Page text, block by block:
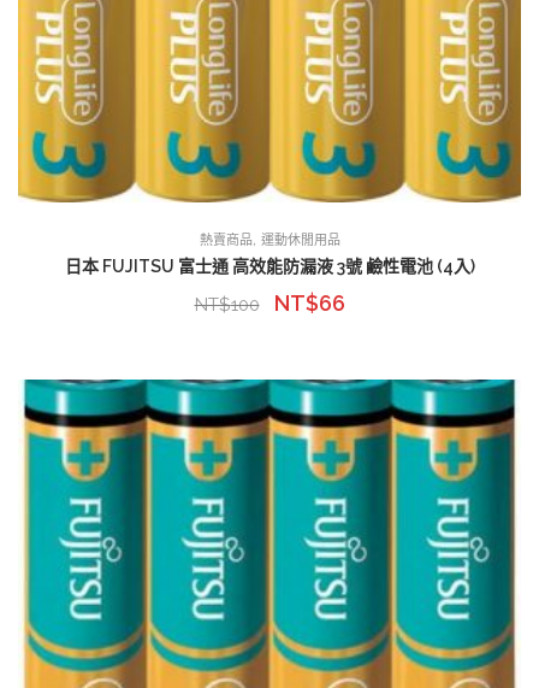
熱賣商品 運動休閒用品
日本 FUJITSU 富士通 高效能防漏液 3號 鹼性電池 (4入)
NT$100 NT$66